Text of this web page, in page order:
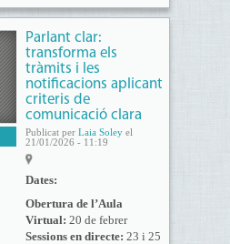
Parlant clar:
transforma els
tràmits i les
notificacions aplicant
criteris de
comunicació clara
Publicat per Laia Soleyel
21/01/2026 - 11:19
Dates:
Obertura de l’Aula
Virtual: 20 de febrer
Sessions en directe: 23 i 25